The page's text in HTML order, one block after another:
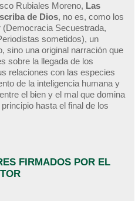
Rubiales Moreno, Las
de Dios, no es, como los
Secuestrada,
sometidos), un
sino una original narración que
sobre la llegada de los
relaciones con las especies
de la inteligencia humana y
el bien y el mal que domina
hasta el final de los
FIRMADOS POR EL